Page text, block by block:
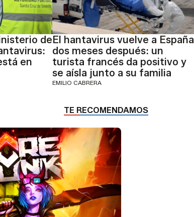
de
en
El hantavirus vuelve a España
dos meses después: un
turista francés da positivo y
se aísla junto a su familia
EMILIO CABRERA